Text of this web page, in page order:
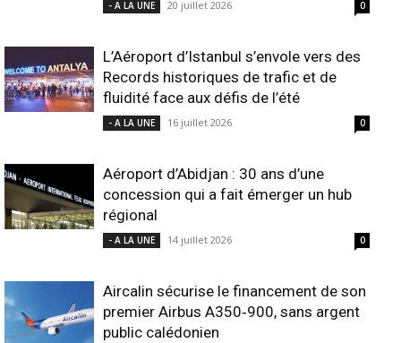
- A LA UNE 20 juillet 2026 0
L’Aéroport d’Istanbul s’envole vers des
Records historiques de trafic et de
fluidité face aux défis de l’été
- A LA UNE 16 juillet 2026 0
Aéroport d’Abidjan : 30 ans d’une
concession qui a fait émerger un hub
régional
- A LA UNE 14 juillet 2026 0
Aircalin sécurise le financement de son
premier Airbus A350‑900, sans argent
public calédonien